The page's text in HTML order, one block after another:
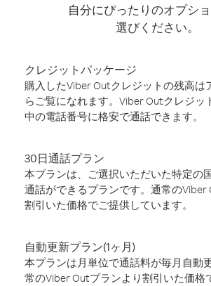
自分にぴったりのオプシ
選びください。
クレジットパッケージ
購入したViber Outクレジットの残高は
らご覧になれます。Viber Outクレジッ
中の電話番号に格安で通話できます。
30日通話プラン
本プランは、ご選択いただいた特定の
通話ができるプランです。通常のViber
割引いた価格でご提供しています。
自動更新プラン(1ヶ月)
本プランは月単位で通話料が毎月自動
常のViber Outプランより割引いた価格